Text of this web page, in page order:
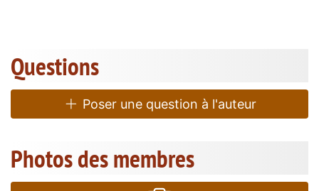
Questions
Poser une question à l'auteur
Photos des membres